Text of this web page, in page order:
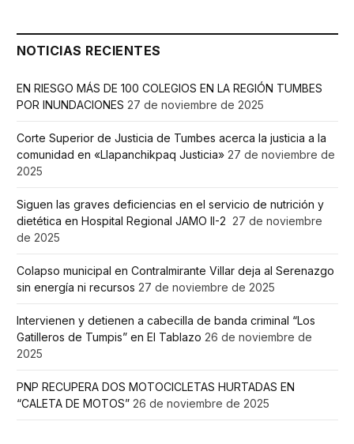
NOTICIAS RECIENTES
EN RIESGO MÁS DE 100 COLEGIOS EN LA REGIÓN TUMBES
POR INUNDACIONES 27 de noviembre de 2025
Corte Superior de Justicia de Tumbes acerca la justicia a la
comunidad en «Llapanchikpaq Justicia» 27 de noviembre de
2025
Siguen las graves deficiencias en el servicio de nutrición y
dietética en Hospital Regional JAMO II-2 27 de noviembre
de 2025
Colapso municipal en Contralmirante Villar deja al Serenazgo
sin energía ni recursos 27 de noviembre de 2025
Intervienen y detienen a cabecilla de banda criminal “Los
Gatilleros de Tumpis” en El Tablazo 26 de noviembre de
2025
PNP RECUPERA DOS MOTOCICLETAS HURTADAS EN
“CALETA DE MOTOS” 26 de noviembre de 2025